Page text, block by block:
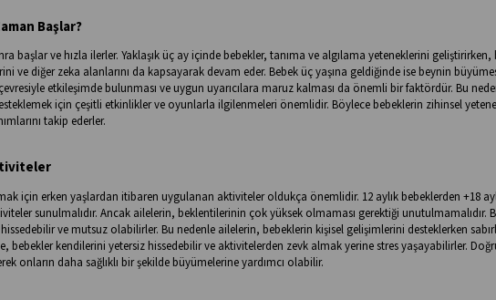
Başlar?
başlar ve hızla ilerler. Yaklaşık üç ay içinde bebekler, tanıma ve algılama yeteneklerini
ve diğer zeka alanlarını da kapsayarak devam eder. Bebek üç yaşına geldiğinde ise beynin
etkileşimde bulunması ve uygun uyarıcılara maruz kalması da önemli bir faktördür. Bu
için çeşitli etkinlikler ve oyunlarla ilgilenmeleri önemlidir. Böylece bebeklerin zihinsel
takip ederler.
için erken yaşlardan itibaren uygulanan aktiviteler oldukça önemlidir. 12 aylık bebeklerden +18
sunulmalıdır. Ancak ailelerin, beklentilerinin çok yüksek olmaması gerektiği unutulmamalıdır.
ve mutsuz olabilirler. Bu nedenle ailelerin, bebeklerin kişisel gelişimlerini desteklerken
bebekler kendilerini yetersiz hissedebilir ve aktivitelerden zevk almak yerine stres yaşayabilirler.
onların daha sağlıklı bir şekilde büyümelerine yardımcı olabilir.